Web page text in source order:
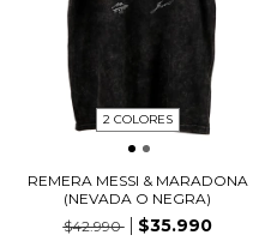
2 COLORES
REMERA MESSI & MARADONA
(NEVADA O NEGRA)
$42.990
$35.990